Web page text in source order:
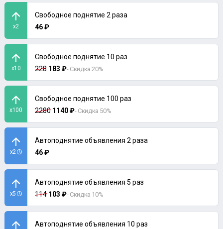
x2
Свободное поднятие 2 раза
46 ₽
x10
Свободное поднятие 10 раз
228 183 ₽- Скидка 20%
x100
Свободное поднятие 100 раз
2280 1140 ₽- Скидка 50%
x2
Автоподнятие объявления 2 раза
46 ₽
x5
Автоподнятие объявления 5 раз
114 103 ₽- Скидка 10%
Автоподнятие объявления 10 раз